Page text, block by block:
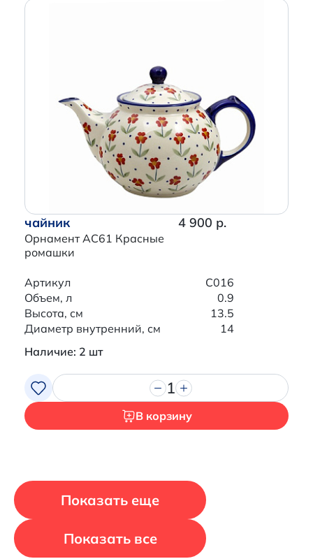
чайник
Орнамент AC61 Красные
ромашки
4 900 р.
Артикул
C016
Объем, л
0.9
Высота, см
13.5
Диаметр внутренний, см
14
Наличие: 2 шт
1
В корзину
Показать еще
Показать все